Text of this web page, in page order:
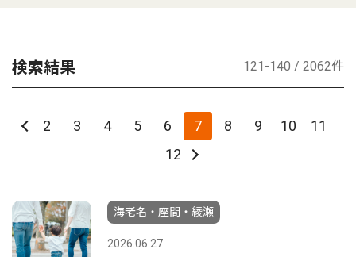
検索結果 121-140 / 2062件
2 3 4 5 6 7 8 9 10
11
12
海老名・座間・綾瀬
2026.06.27